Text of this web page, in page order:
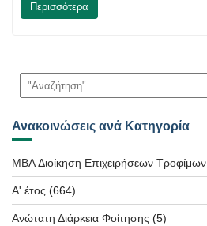
Περισσότερα
Ανακοινώσεις ανά Κατηγορία
MBA Διοίκηση Επιχειρήσεων Τροφίμων
Α' έτος (664)
Ανώτατη Διάρκεια Φοίτησης (5)